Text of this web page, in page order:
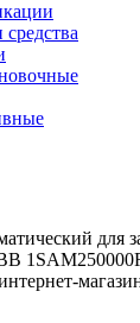
средства
для